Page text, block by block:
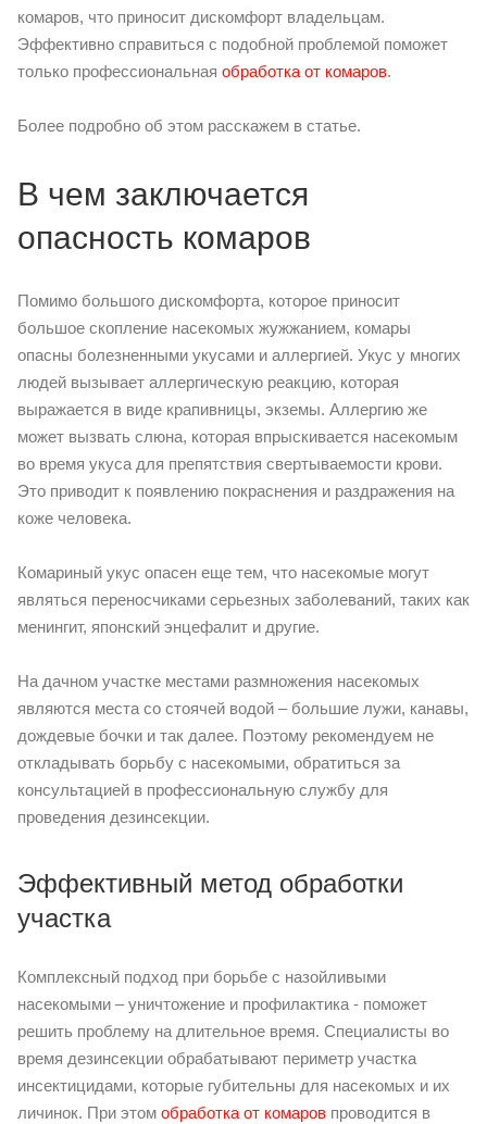
комаров, что приносит дискомфорт владельцам.
Эффективно справиться с подобной проблемой поможет
только профессиональная обработка от комаров.
Более подробно об этом расскажем в статье.
В чем заключается
опасность комаров
Помимо большого дискомфорта, которое приносит
большое скопление насекомых жужжанием, комары
опасны болезненными укусами и аллергией. Укус у многих
людей вызывает аллергическую реакцию, которая
выражается в виде крапивницы, экземы. Аллергию же
может вызвать слюна, которая впрыскивается насекомым
во время укуса для препятствия свертываемости крови.
Это приводит к появлению покраснения и раздражения на
коже человека.
Комариный укус опасен еще тем, что насекомые могут
являться переносчиками серьезных заболеваний, таких как
менингит, японский энцефалит и другие.
На дачном участке местами размножения насекомых
являются места со стоячей водой – большие лужи, канавы,
дождевые бочки и так далее. Поэтому рекомендуем не
откладывать борьбу с насекомыми, обратиться за
консультацией в профессиональную службу для
проведения дезинсекции.
Эффективный метод обработки
участка
Комплексный подход при борьбе с назойливыми
насекомыми – уничтожение и профилактика - поможет
решить проблему на длительное время. Специалисты во
время дезинсекции обрабатывают периметр участка
инсектицидами, которые губительны для насекомых и их
личинок. При этом обработка от комаров проводится в